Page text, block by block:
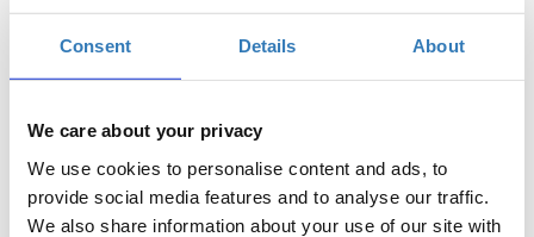
Consent Details About
We care about your privacy
We use cookies to personalise content and ads, to
provide social media features and to analyse our traffic.
We also share information about your use of our site with
ζητήματα
3 Νοεμβρίου 2020 18:00 - 20:00
Εισηγήτρια: Μαρία Λούκα, Δημοσιογράφος
Γλώσσα Εισήγησης:Ελληνικά